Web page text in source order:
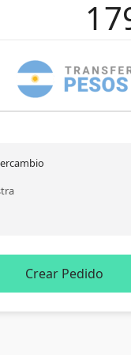
Crear Pedido